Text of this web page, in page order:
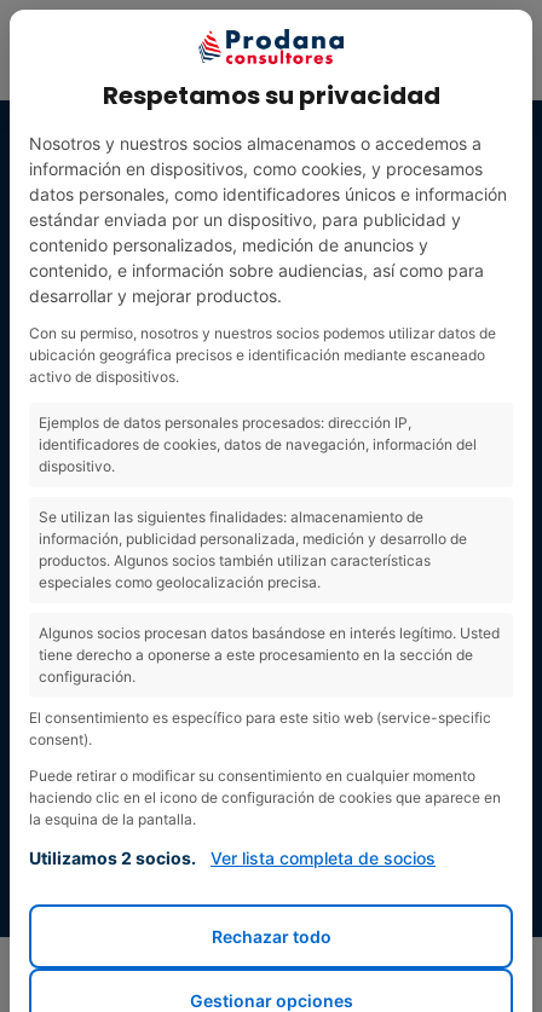
tratamiento
de
datosEtiqueta
Respetamos su privacidad
Nosotros y nuestros socios almacenamos o accedemos a
información en dispositivos, como cookies, y procesamos
datos personales, como identificadores únicos e información
estándar enviada por un dispositivo, para publicidad y
contenido personalizados, medición de anuncios y
contenido, e información sobre audiencias, así como para
desarrollar y mejorar productos.
Con su permiso, nosotros y nuestros socios podemos utilizar datos de
ubicación geográfica precisos e identificación mediante escaneado
activo de dispositivos.
Ejemplos de datos personales procesados: dirección IP,
identificadores de cookies, datos de navegación, información del
dispositivo.
Se utilizan las siguientes finalidades: almacenamiento de
información, publicidad personalizada, medición y desarrollo de
productos. Algunos socios también utilizan características
especiales como geolocalización precisa.
Algunos socios procesan datos basándose en interés legítimo. Usted
tiene derecho a oponerse a este procesamiento en la sección de
configuración.
El consentimiento es específico para este sitio web (service-specific
consent).
Puede retirar o modificar su consentimiento en cualquier momento
haciendo clic en el icono de configuración de cookies que aparece en
la esquina de la pantalla.
Utilizamos 2 socios. Ver lista completa de socios
Rechazar todo
Gestionar opciones